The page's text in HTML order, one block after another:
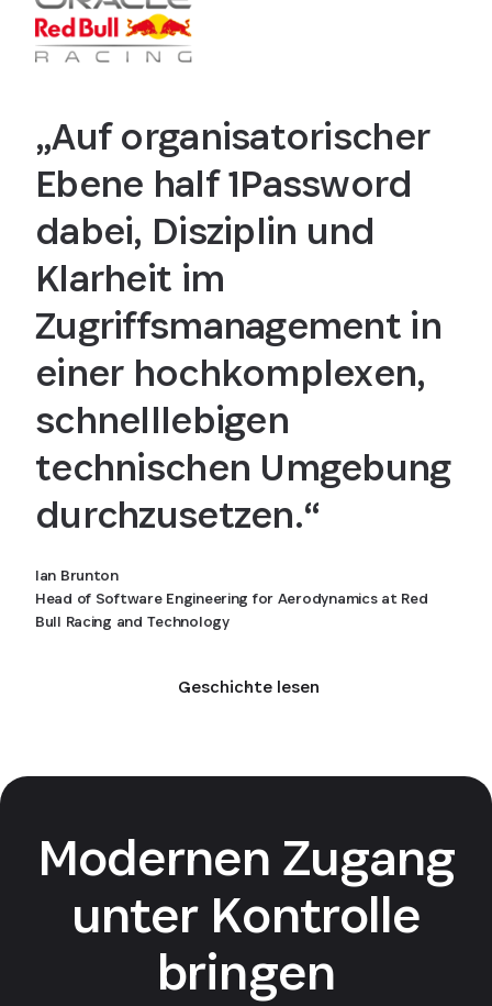
„Auf organisatorischer
Ebene half 1Password
dabei, Disziplin und
Klarheit im
Zugriffsmanagement in
einer hochkomplexen,
schnelllebigen
technischen Umgebung
durchzusetzen.“
Ian Brunton
Head of Software Engineering for Aerodynamics at Red
Bull Racing and Technology
Geschichte lesen
Modernen Zugang
unter Kontrolle
bringen